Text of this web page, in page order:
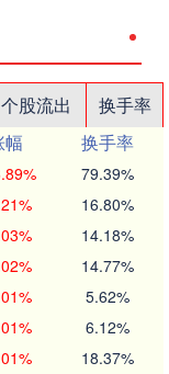
个股流出
换手率
幅
换手率
79.39%
16.80%
14.18%
14.77%
5.62%
6.12%
18.37%